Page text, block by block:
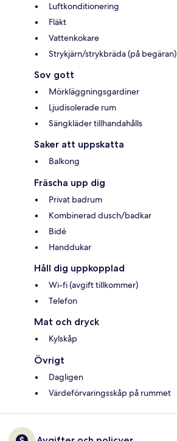
Luftkonditionering
Fläkt
Vattenkokare
Strykjärn/strykbräda (på begäran)
Sov gott
Mörkläggningsgardiner
Ljudisolerade rum
Sängkläder tillhandahålls
Saker att uppskatta
Balkong
Fräscha upp dig
Privat badrum
Kombinerad dusch/badkar
Bidé
Handdukar
Håll dig uppkopplad
Wi-fi (avgift tillkommer)
Telefon
Mat och dryck
Kylskåp
Övrigt
Dagligen
Värdeförvaringsskåp på rummet